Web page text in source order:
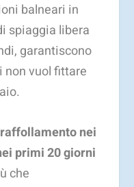
balneari in
spiaggia libera
garantiscono
non vuol fittare
nei
primi 20 giorni
che